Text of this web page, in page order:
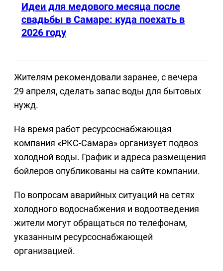
Идеи для медового месяца после
свадьбы в Самаре: куда поехать в
2026 году
Жителям рекомендовали заранее, с вечера
29 апреля, сделать запас воды для бытовых
нужд.
На время работ ресурсоснабжающая
компания «РКС-Самара» организует подвоз
холодной воды. График и адреса размещения
бойлеров опубликованы на сайте компании.
По вопросам аварийных ситуаций на сетях
холодного водоснабжения и водоотведения
жители могут обращаться по телефонам,
указанным ресурсоснабжающей
организацией.